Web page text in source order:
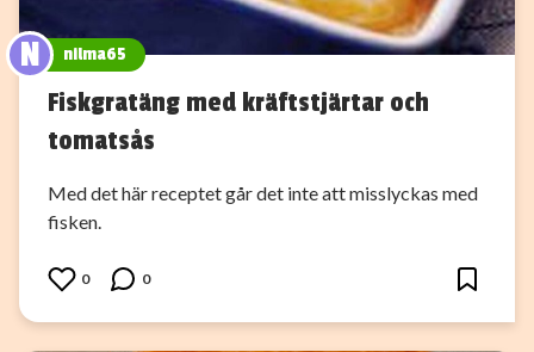
N nilma65
Fiskgratäng med kräftstjärtar och
tomatsås
Med det här receptet går det inte att misslyckas med
fisken.
0 0